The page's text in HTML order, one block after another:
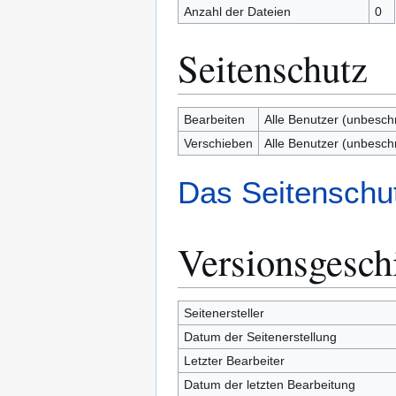
Anzahl der Dateien 0
Seitenschutz
Bearbeiten
Alle Benutzer
Verschieben
Alle Benutzer
Das
Seitenersteller
Datum der Seitenerstellung
Letzter Bearbeiter
Datum der letzten Bearbeitung